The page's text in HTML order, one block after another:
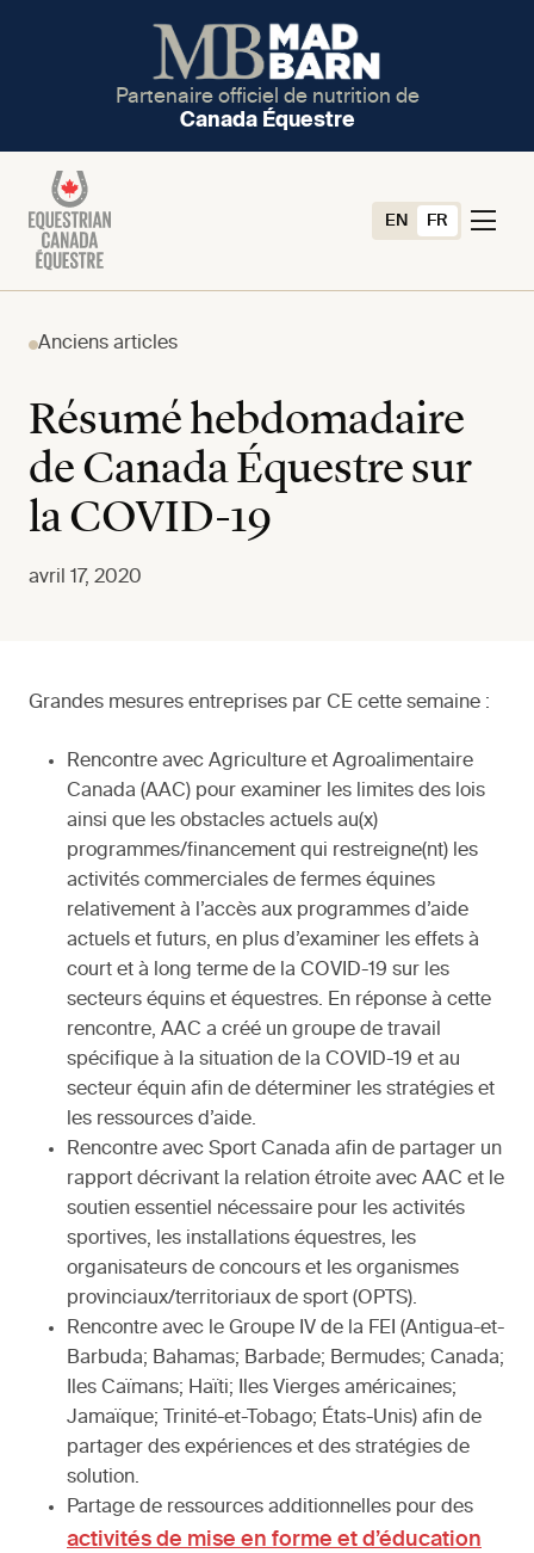
Partenaire officiel de nutrition de
Canada Équestre
EN FR
Anciens articles
Résumé hebdomadaire
de Canada Équestre sur
la COVID-19
avril 17, 2020
Grandes mesures entreprises par CE cette semaine :
Rencontre avec Agriculture et Agroalimentaire
Canada (AAC) pour examiner les limites des lois
ainsi que les obstacles actuels au(x)
programmes/financement qui restreigne(nt) les
activités commerciales de fermes équines
relativement à l’accès aux programmes d’aide
actuels et futurs, en plus d’examiner les effets à
court et à long terme de la COVID-19 sur les
secteurs équins et équestres. En réponse à cette
rencontre, AAC a créé un groupe de travail
spécifique à la situation de la COVID-19 et au
secteur équin afin de déterminer les stratégies et
les ressources d’aide.
Rencontre avec Sport Canada afin de partager un
rapport décrivant la relation étroite avec AAC et le
soutien essentiel nécessaire pour les activités
sportives, les installations équestres, les
organisateurs de concours et les organismes
provinciaux/territoriaux de sport (OPTS).
Rencontre avec le Groupe IV de la FEI (Antigua-et-
Barbuda; Bahamas; Barbade; Bermudes; Canada;
Iles Caïmans; Haïti; Iles Vierges américaines;
Jamaïque; Trinité-et-Tobago; États-Unis) afin de
partager des expériences et des stratégies de
solution.
Partage de ressources additionnelles pour des
activités de mise en forme et d’éducation